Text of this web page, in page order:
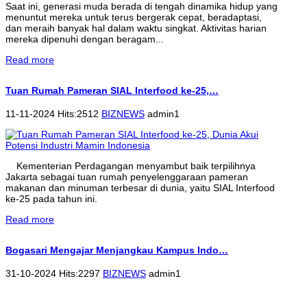
Saat ini, generasi muda berada di tengah dinamika hidup yang
menuntut mereka untuk terus bergerak cepat, beradaptasi,
dan meraih banyak hal dalam waktu singkat. Aktivitas harian
mereka dipenuhi dengan beragam...
Read more
Tuan Rumah Pameran SIAL Interfood ke-25,…
11-11-2024 Hits:2512 BIZNEWS admin1
Kementerian Perdagangan menyambut baik terpilihnya
Jakarta sebagai tuan rumah penyelenggaraan pameran
makanan dan minuman terbesar di dunia, yaitu SIAL Interfood
ke-25 pada tahun ini.
Read more
Bogasari Mengajar Menjangkau Kampus Indo…
31-10-2024 Hits:2297 BIZNEWS admin1